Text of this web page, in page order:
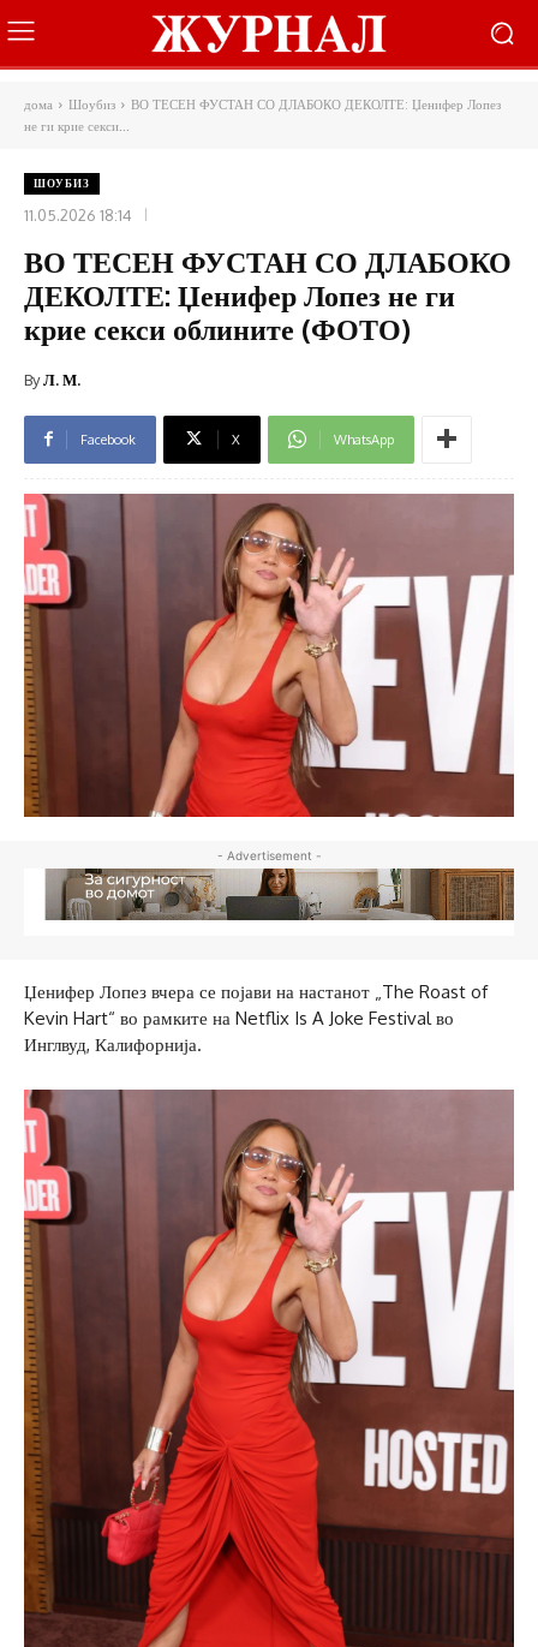
дома Шоубиз
ВО ТЕСЕН ФУСТАН СО ДЛАБОКО ДЕКОЛТЕ: Џенифер Лопез
не ги крие секси...
ШОУБИЗ
11.05.2026 18:14
ВО ТЕСЕН ФУСТАН СО ДЛАБОКО
ДЕКОЛТЕ: Џенифер Лопез не ги
крие секси облините (ФОТО)
ByЛ. М.
Facebook X WhatsApp
- Advertisement -
Џенифер Лопез вчера се појави на настанот „The Roast of
Kevin Hart“ во рамките на Netflix Is A Joke Festival во
Инглвуд, Калифорнија.